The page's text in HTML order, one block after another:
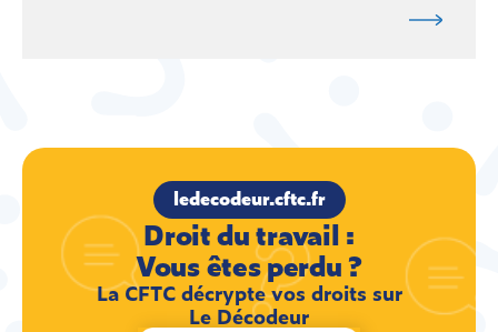
ledecodeur.cftc.fr
Droit du travail :
Vous êtes perdu ?
La CFTC décrypte vos droits sur
Le Décodeur